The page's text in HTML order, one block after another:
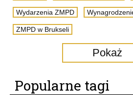
Wydarzenia ZMPD
ZMPD w Brukseli
Pokaż
Popularne tagi